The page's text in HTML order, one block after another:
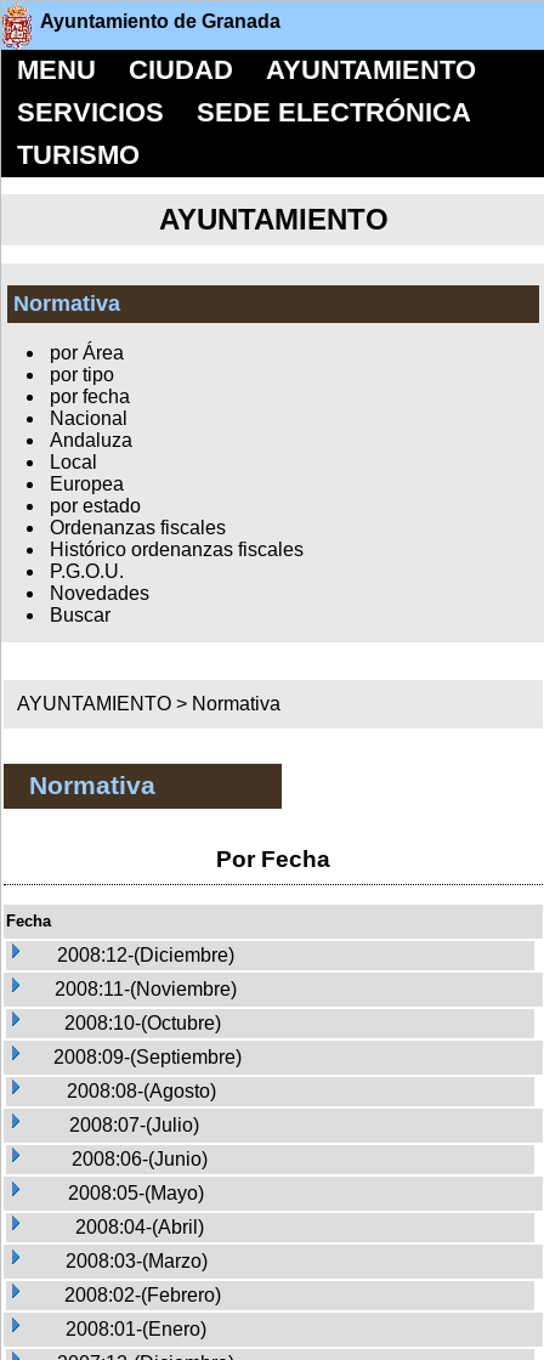
Ayuntamiento de Granada
MENU CIUDAD
AYUNTAMIENTO
SERVICIOS
SEDE ELECTRÓNICA
TURISMO
AYUNTAMIENTO
Normativa
por Área
por tipo
por fecha
Nacional
Andaluza
Local
Europea
por estado
Ordenanzas fiscales
Histórico ordenanzas fiscales
P.G.O.U.
Novedades
Buscar
AYUNTAMIENTO > Normativa
Normativa
Por Fecha
Fecha
2008:12-(Diciembre)
2008:11-(Noviembre)
2008:10-(Octubre)
2008:09-(Septiembre)
2008:08-(Agosto)
2008:07-(Julio)
2008:06-(Junio)
2008:05-(Mayo)
2008:04-(Abril)
2008:03-(Marzo)
2008:02-(Febrero)
2008:01-(Enero)